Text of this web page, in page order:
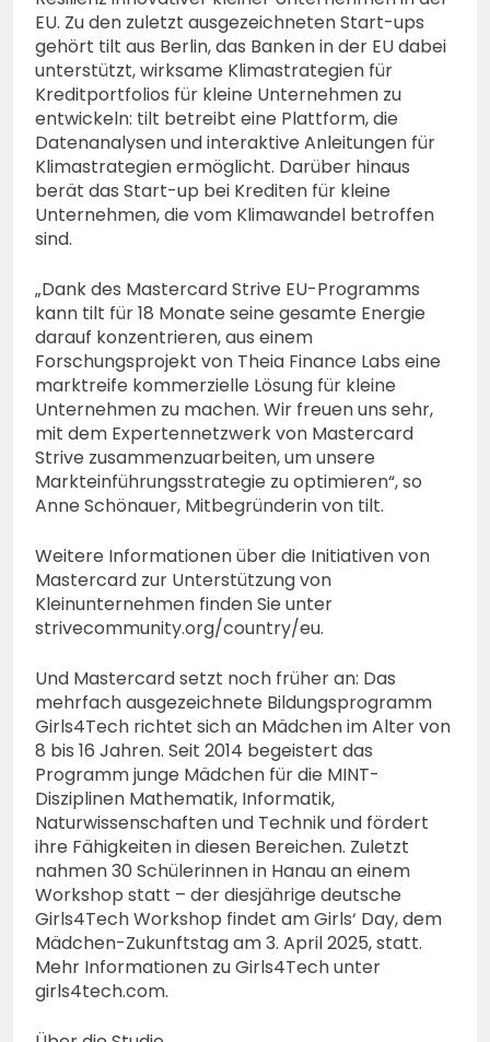
EU. Zu den zuletzt ausgezeichneten Start-ups
gehört tilt aus Berlin, das Banken in der EU dabei
unterstützt, wirksame Klimastrategien für
Kreditportfolios für kleine Unternehmen zu
entwickeln: tilt betreibt eine Plattform, die
Datenanalysen und interaktive Anleitungen für
Klimastrategien ermöglicht. Darüber hinaus
berät das Start-up bei Krediten für kleine
Unternehmen, die vom Klimawandel betroffen
sind.
„Dank des Mastercard Strive EU-Programms
kann tilt für 18 Monate seine gesamte Energie
darauf konzentrieren, aus einem
Forschungsprojekt von Theia Finance Labs eine
marktreife kommerzielle Lösung für kleine
Unternehmen zu machen. Wir freuen uns sehr,
mit dem Expertennetzwerk von Mastercard
Strive zusammenzuarbeiten, um unsere
Markteinführungsstrategie zu optimieren“, so
Anne Schönauer, Mitbegründerin von tilt.
Weitere Informationen über die Initiativen von
Mastercard zur Unterstützung von
Kleinunternehmen finden Sie unter
strivecommunity.org/country/eu.
Und Mastercard setzt noch früher an: Das
mehrfach ausgezeichnete Bildungsprogramm
Girls4Tech richtet sich an Mädchen im Alter von
8 bis 16 Jahren. Seit 2014 begeistert das
Programm junge Mädchen für die MINT-
Disziplinen Mathematik, Informatik,
Naturwissenschaften und Technik und fördert
ihre Fähigkeiten in diesen Bereichen. Zuletzt
nahmen 30 Schülerinnen in Hanau an einem
Workshop statt – der diesjährige deutsche
Girls4Tech Workshop findet am Girls‘ Day, dem
Mädchen-Zukunftstag am 3. April 2025, statt.
Mehr Informationen zu Girls4Tech unter
girls4tech.com.